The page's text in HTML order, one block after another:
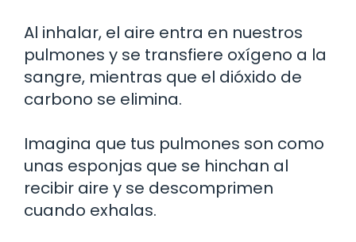
Al inhalar, el aire entra en nuestros
pulmones y se transfiere oxígeno a la
sangre, mientras que el dióxido de
carbono se elimina.
Imagina que tus pulmones son como
unas esponjas que se hinchan al
recibir aire y se descomprimen
cuando exhalas.